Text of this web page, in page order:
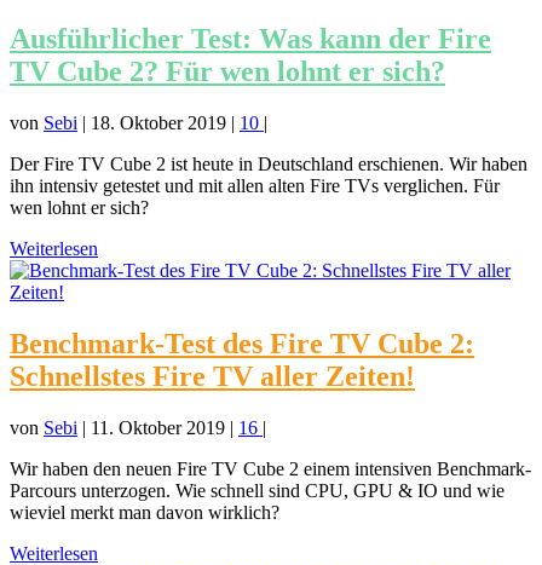
Ausführlicher Test: Was kann der Fire
TV Cube 2? Für wen lohnt er sich?
von Sebi | 18. Oktober 2019 | 10 |
Der Fire TV Cube 2 ist heute in Deutschland erschienen. Wir haben
ihn intensiv getestet und mit allen alten Fire TVs verglichen. Für
wen lohnt er sich?
Weiterlesen
Benchmark-Test des Fire TV Cube 2:
Schnellstes Fire TV aller Zeiten!
von Sebi | 11. Oktober 2019 | 16 |
Wir haben den neuen Fire TV Cube 2 einem intensiven Benchmark-
Parcours unterzogen. Wie schnell sind CPU, GPU & IO und wie
wieviel merkt man davon wirklich?
Weiterlesen